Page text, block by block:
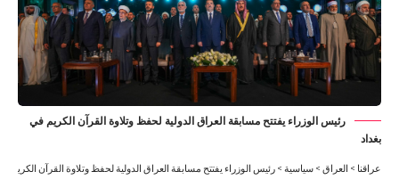
رئيس الوزراء يفتتح مسابقة العراق الدولية لحفظ وتلاوة القرآن الكريم في
بغداد
عراقنا > العراق > سياسية > رئيس الوزراء يفتتح مسابقة العراق الدولية لحفظ وتلاوة القرآن الكريم